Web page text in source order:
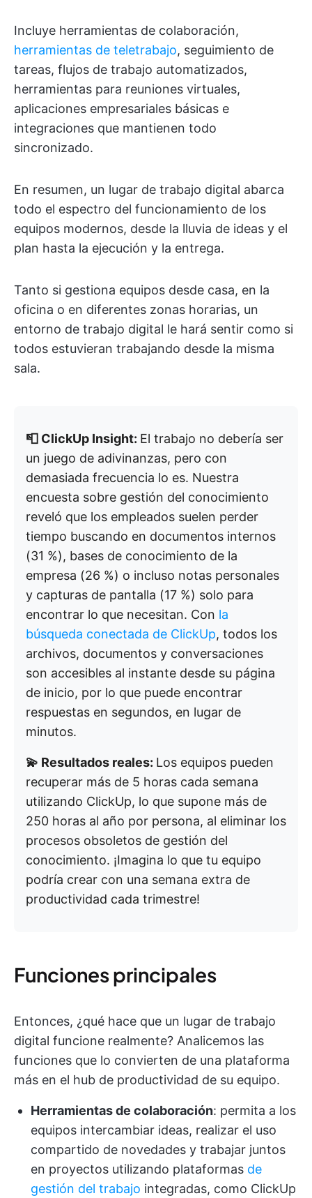
Incluye herramientas de colaboración,
herramientas de teletrabajo, seguimiento de
tareas, flujos de trabajo automatizados,
herramientas para reuniones virtuales,
aplicaciones empresariales básicas e
integraciones que mantienen todo
sincronizado.
En resumen, un lugar de trabajo digital abarca
todo el espectro del funcionamiento de los
equipos modernos, desde la lluvia de ideas y el
plan hasta la ejecución y la entrega.
Tanto si gestiona equipos desde casa, en la
oficina o en diferentes zonas horarias, un
entorno de trabajo digital le hará sentir como si
todos estuvieran trabajando desde la misma
sala.
📮 ClickUp Insight: El trabajo no debería ser
un juego de adivinanzas, pero con
demasiada frecuencia lo es. Nuestra
encuesta sobre gestión del conocimiento
reveló que los empleados suelen perder
tiempo buscando en documentos internos
(31 %), bases de conocimiento de la
empresa (26 %) o incluso notas personales
y capturas de pantalla (17 %) solo para
encontrar lo que necesitan. Con la
búsqueda conectada de ClickUp, todos los
archivos, documentos y conversaciones
son accesibles al instante desde su página
de inicio, por lo que puede encontrar
respuestas en segundos, en lugar de
minutos.
💫 Resultados reales: Los equipos pueden
recuperar más de 5 horas cada semana
utilizando ClickUp, lo que supone más de
250 horas al año por persona, al eliminar los
procesos obsoletos de gestión del
conocimiento. ¡Imagina lo que tu equipo
podría crear con una semana extra de
productividad cada trimestre!
Funciones principales
Entonces, ¿qué hace que un lugar de trabajo
digital funcione realmente? Analicemos las
funciones que lo convierten de una plataforma
más en el hub de productividad de su equipo.
Herramientas de colaboración: permita a los
equipos intercambiar ideas, realizar el uso
compartido de novedades y trabajar juntos
en proyectos utilizando plataformas de
gestión del trabajo integradas, como ClickUp